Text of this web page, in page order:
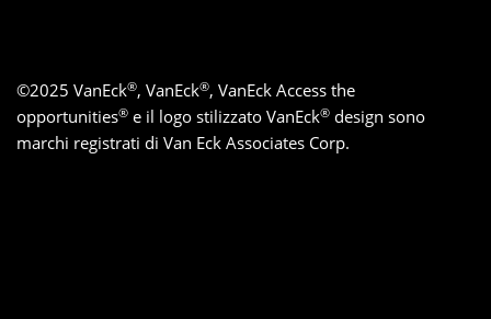
©2025 VanEck®, VanEck®, VanEck Access the
opportunities® e il logo stilizzato VanEck® design sono
marchi registrati di Van Eck Associates Corp.